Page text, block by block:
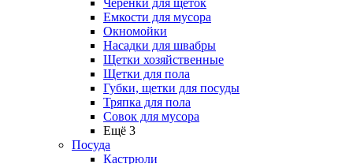
Черенки для щеток
Емкости для мусора
Окномойки
Насадки для швабры
Щетки хозяйственные
Щетки для пола
Губки, щетки для посуды
Тряпка для пола
Совок для мусора
Ещё 3
Посуда
Кастрюли